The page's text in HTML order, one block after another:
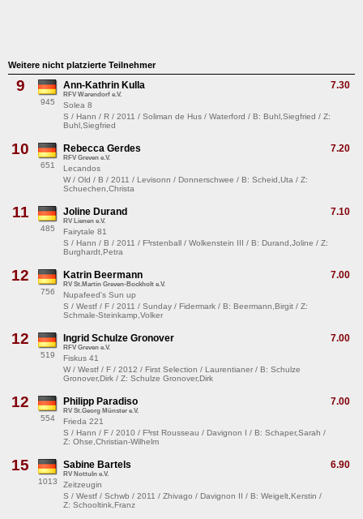
Weitere nicht platzierte Teilnehmer
9
945
7.30
Ann-Kathrin Kulla
RFV Warendorf e.V.
Solea 8
S / Hann / R / 2011 / Soliman de Hus / Waterford / B: Buhl,Siegfried / Z:
Buhl,Siegfried
10
651
7.20
Rebecca Gerdes
RFV Greven e.V.
Lecandos
W / Old / B / 2011 / Levisonn / Donnerschwee / B: Scheid,Uta / Z:
Schuechen,Christa
11
485
7.10
Joline Durand
RV Lienen e.V.
Fairytale 81
S / Hann / B / 2011 / F³rstenball / Wolkenstein III / B: Durand,Joline / Z:
Burghardt,Petra
12
756
7.00
Katrin Beermann
RV St.Martin Greven-Bockholt e.V.
Nupafeed's Sun up
S / Westf / F / 2011 / Sunday / Fidermark / B: Beermann,Birgit / Z:
Schmale-Steinkamp,Volker
12
519
7.00
Ingrid Schulze Gronover
RFV Greven e.V.
Fiskus 41
W / Westf / F / 2012 / First Selection / Laurentianer / B: Schulze
Gronover,Dirk / Z: Schulze Gronover,Dirk
12
554
7.00
Philipp Paradiso
RV St.Georg Münster e.V.
Frieda 221
S / Hann / F / 2010 / F³rst Rousseau / Davignon I / B: Schaper,Sarah /
Z: Ohse,Christian-Wilhelm
15
1013
6.90
Sabine Bartels
RV Nottuln e.V.
Zeitzeugin
S / Westf / Schwb / 2011 / Zhivago / Davignon II / B: Weigelt,Kerstin /
Z: Schooltink,Franz